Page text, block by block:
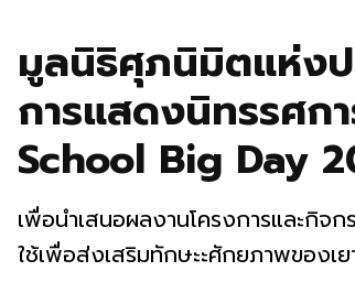
มูลนิธิศุภนิมิตแห่งป
การแสดงนิทรรศก
School Big Day
เพื่อนำเสนอผลงานโครงการและกิจก
ใช้เพื่อส่งเสริมทักษะะศักยภาพของเย